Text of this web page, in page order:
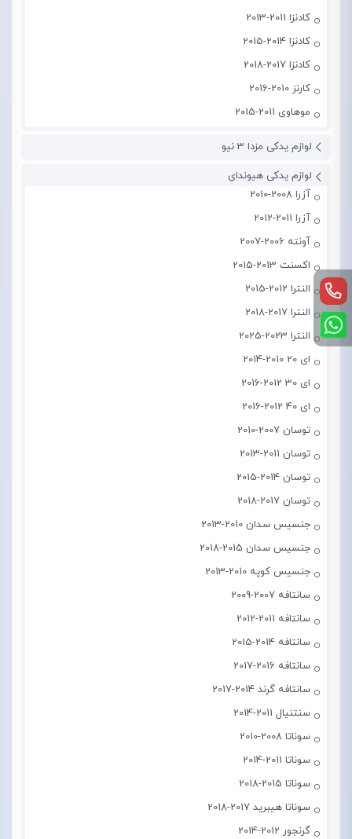
کادنزا 2011-2013
کادنزا 2014-2015
کادنزا 2017-2018
کارنز 2010-2016
موهاوی 2011-2015
لوازم یدکی مزدا 3 نیو
لوازم یدکی هیوندای
آزرا 2008-2010
آزرا 2011-2012
آونته 2006-2007
اکسنت 2013-2015
النترا 2012-2015
النترا 2017-2018
النترا 2023-2025
ای 20 2010-2014
ای 30 2012-2016
ای 40 2012-2016
توسان 2007-2010
توسان 2011-2013
توسان 2014-2015
توسان 2017-2018
جنسیس سدان 2010-2013
جنسیس سدان 2015-2018
جنسیس کوپه 2010-2013
سانتافه 2007-2009
سانتافه 2011-2012
سانتافه 2014-2015
سانتافه 2016-2017
سانتافه گرند 2014-2017
سنتنیال 2011-2014
سوناتا 2008-2010
سوناتا 2011-2014
سوناتا 2015-2018
سوناتا هیبرید 2017-2018
گرنجور 2012-2014